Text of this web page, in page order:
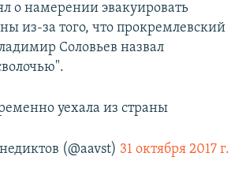
о намерении эвакуировать
из-за того, что прокремлевский
Соловьев назвал
уехала из страны
(@aavst) 31 октября 2017 г.